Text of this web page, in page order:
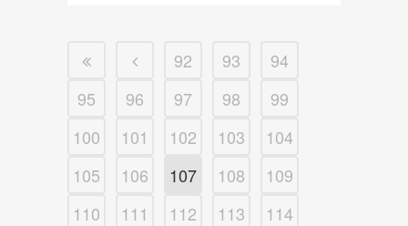
92 93
94
95
96 97 98
99
100
101 102 103
104
105
106 107 108
109
110
111 112 113
114